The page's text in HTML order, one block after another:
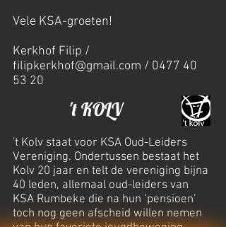
Vele KSA-groeten!
Kerkhof Filip /
filipkerkhof@gmail.com / 0477 40
53 20
't KOLV
't Kolv staat voor KSA Oud-Leiders
Vereniging. Ondertussen bestaat het
Kolv 20 jaar en telt de vereniging bijna
40 leden, allemaal oud-leiders van
KSA Rumbeke die na hun ‘pensioen’
toch nog geen afscheid willen nemen